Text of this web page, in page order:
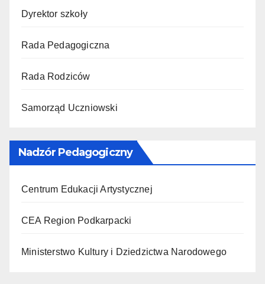
Dyrektor szkoły
Rada Pedagogiczna
Rada Rodziców
Samorząd Uczniowski
Nadzór Pedagogiczny
Centrum Edukacji Artystycznej
CEA Region Podkarpacki
Ministerstwo Kultury i Dziedzictwa Narodowego